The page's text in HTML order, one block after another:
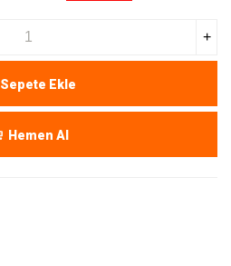
+
Sepete Ekle
Hemen Al